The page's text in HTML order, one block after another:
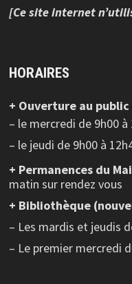
[Ce site internet
HORAIRES
+ Ouverture au public
– le mercredi de 9h00 à
– le jeudi de 9h00 à
+ Permanences du
matin sur rendez vous
+ Bibliothèque
– Les mardis et jeudis
– Le premier mercredi